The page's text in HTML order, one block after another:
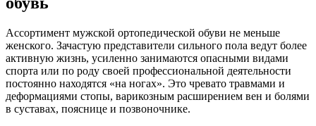
Ассортимент мужской ортопедической обуви не меньше
женского. Зачастую представители сильного пола ведут более
активную жизнь, усиленно занимаются опасными видами
спорта или по роду своей профессиональной деятельности
постоянно находятся «на ногах». Это чревато травмами и
деформациями стопы, варикозным расширением вен и болями
в суставах, пояснице и позвоночнике.